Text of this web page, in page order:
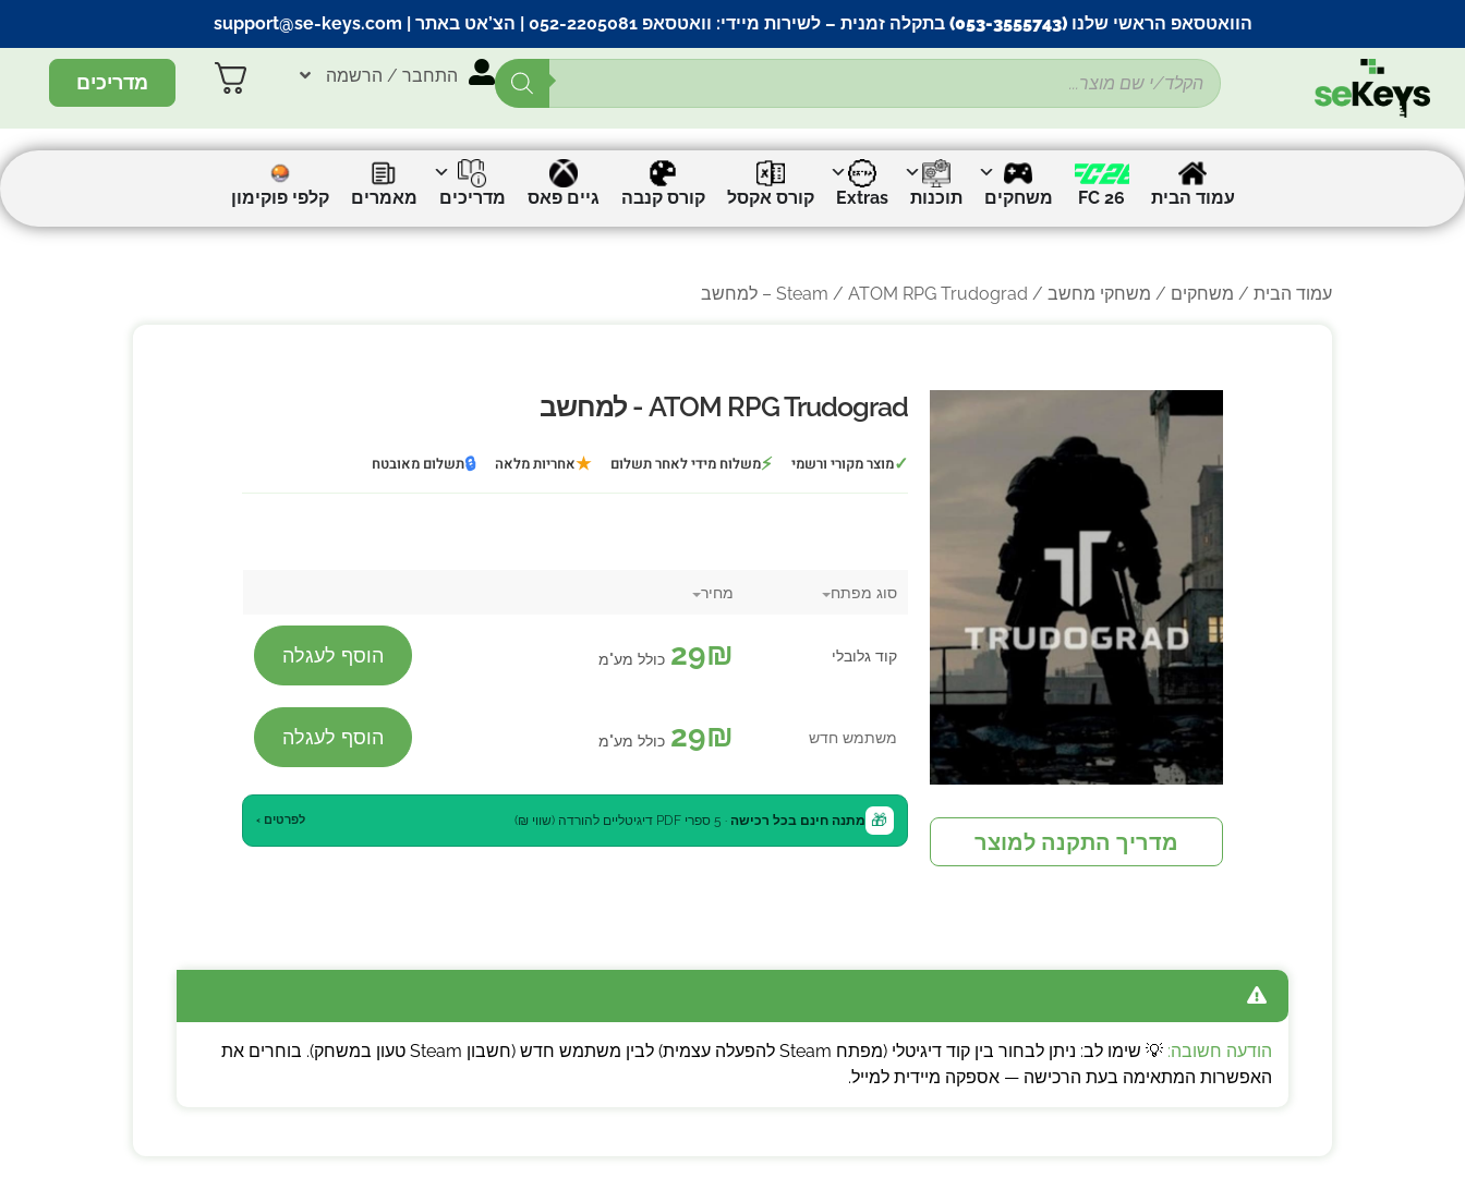
הוואטסאפ הראשי שלנו (053-3555743) בתקלה זמנית – לשירות מיידי: וואטסאפ 052-2205081 | הצ’אט באתר | support@se-keys.com
התחבר / הרשמה מדריכים
עמוד הבית FC 26 משחקים תוכנות Extras קורס אקסל קורס קנבה גיים פאס מדריכים מאמרים קלפי פוקימון
עמוד הבית / משחקים / משחקי מחשב /
Steam / ATOM RPG Trudograd – למחשב
מדריך התקנה למוצר
ATOM RPG Trudograd - למחשב
✓מוצר מקורי ורשמי ⚡משלוח מידי לאחר תשלום ★אחריות מלאה 🔒תשלום מאובטח
סוג מפתח מחיר
קוד גלובלי 29₪ כולל מע"מ הוסף לעגלה
משתמש חדש 29₪ כולל מע"מ הוסף לעגלה
🎁 מתנה חינם בכל רכישה · 5 ספרי PDF דיגיטליים להורדה (שווי ₪) לפרטים ›
הודעה חשובה:
💡 שימו לב: ניתן לבחור בין קוד דיגיטלי (מפתח Steam להפעלה עצמית) לבין משתמש חדש (חשבון Steam טעון במשחק). בוחרים את
האפשרות המתאימה בעת הרכישה — אספקה מיידית למייל.